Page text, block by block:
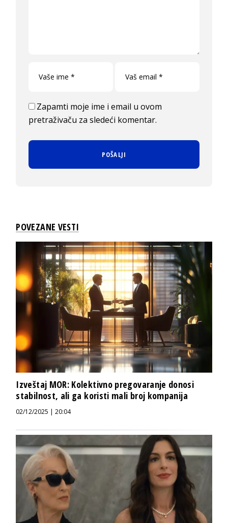
Zapamti moje ime i email u ovom
pretraživaču za sledeći komentar.
POVEZANE VESTI
Izveštaj MOR: Kolektivno pregovaranje donosi
stabilnost, ali ga koristi mali broj kompanija
02/12/2025 | 20:04